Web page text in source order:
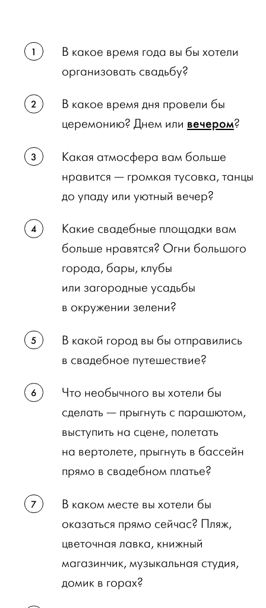
В какое время года вы бы хотели
организовать свадьбу?
В какое время дня провели бы
церемонию? Днем или вечером?
Какая атмосфера вам больше
нравится — громкая тусовка, танцы
до упаду или уютный вечер?
Какие свадебные площадки вам
больше нравятся? Огни большого
города, бары, клубы
или загородные усадьбы
в окружении зелени?
В какой город вы бы отправились
в свадебное путешествие?
Что необычного вы хотели бы
сделать — прыгнуть с парашютом,
выступить на сцене, полетать
на вертолете, прыгнуть в бассейн
прямо в свадебном платье?
В каком месте вы хотели бы
оказаться прямо сейчас? Пляж,
цветочная лавка, книжный
магазинчик, музыкальная студия,
домик в горах?